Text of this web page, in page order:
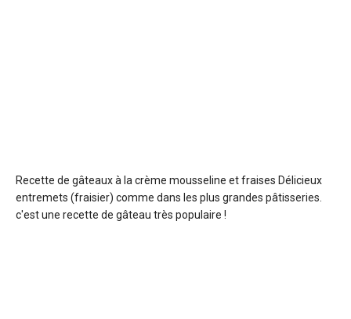
Recette de gâteaux à la crème mousseline et fraises Délicieux
entremets (fraisier) comme dans les plus grandes pâtisseries.
c'est une recette de gâteau très populaire !